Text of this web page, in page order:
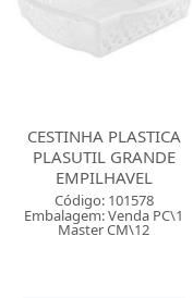
BANDEJA PLASTICA 25CM
REDONDA VAZADA
SORTIDA RM
Código: 102894
Embalagem: Venda PC\1
Master CM\180